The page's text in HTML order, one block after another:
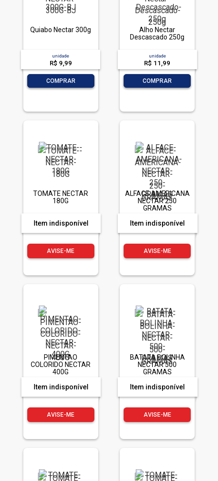
Quiabo Nectar 300g
unidade
R$ 9,99
COMPRAR
Alho Nectar
Descascado 250g
unidade
R$ 11,99
COMPRAR
TOMATE NECTAR
180G
Item indisponível
AVISE-ME
ALFACE AMERICANA
NECTAR 250
GRAMAS
Item indisponível
AVISE-ME
PIMENTAO
COLORIDO NECTAR
400G
Item indisponível
AVISE-ME
BATATA BOLINHA
NECTAR 500
GRAMAS
Item indisponível
AVISE-ME